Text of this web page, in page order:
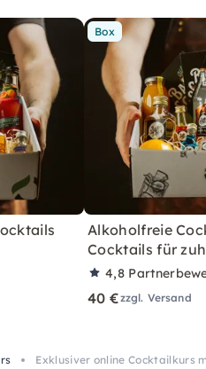
Box
Alkoholfreie
Cocktails für
4,8
40 €zzgl. Versand
Exklusiver online Cocktailkurs